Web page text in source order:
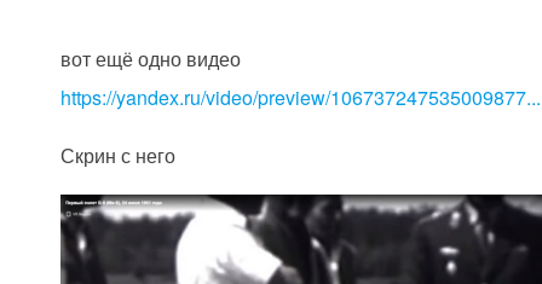
вот ещё одно видео
https://yandex.ru/video/preview/106737247535009877...
Скрин с него